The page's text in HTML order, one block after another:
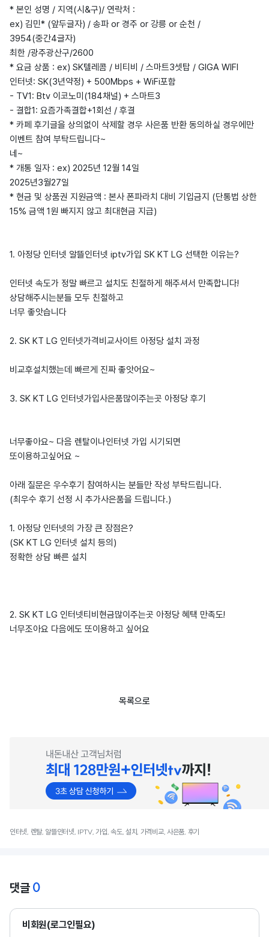
* 본인 성명 / 지역(시&구)/ 연락처 :
ex) 김민* (앞두글자) / 송파 or 경주 or 강릉 or 순천 /
3954(중간4글자)
최한 /광주광산구/2600
* 요금 상품 : ex) SK텔레콤 / 비티비 / 스마트3셋탑 / GIGA WIFI
인터넷: SK(3년약정) + 500Mbps + WiFi포함
- TV1: Btv 이코노미(184채널) + 스마트3
- 결합1: 요즘가족결합+1회선 / 후결
* 카페 후기글을 상의없이 삭제할 경우 사은품 반환 동의하실 경우에만
이벤트 참여 부탁드립니다~
네~
* 개통 일자 : ex) 2025년 12월 14일
2025년3월27일
* 현금 및 상품권 지원금액 : 본사 폰파라치 대비 기입금지 (단통법 상한
15% 금액 1원 빠지지 않고 최대현금 지급)
1. 아정당 인터넷 알뜰인터넷 iptv가입 SK KT LG 선택한 이유는?
인터넷 속도가 정말 빠르고 설치도 친절하게 해주셔서 만족합니다!
상담해주시는분들 모두 친절하고
너무 좋앗습니다
2. SK KT LG 인터넷가격비교사이트 아정당 설치 과정
비교후설치했는데 빠르게 진짜 좋앗어요~
3. SK KT LG 인터넷가입사은품많이주는곳 아정당 후기
너무좋아요~ 다음 렌탈이나인터넷 가입 시기되면
또이용하고싶어요 ~
아래 질문은 우수후기 참여하시는 분들만 작성 부탁드립니다.
(최우수 후기 선정 시 추가사은품을 드립니다.)
1. 아정당 인터넷의 가장 큰 장점은?
(SK KT LG 인터넷 설치 등의)
정확한 상담 빠른 설치
2. SK KT LG 인터넷티비현금많이주는곳 아정당 혜택 만족도!
너무조아요 다음에도 또이용하고 싶어요
목록으로
인터넷, 렌탈, 알뜰인터넷, IPTV, 가입, 속도, 설치, 가격비교, 사은품, 후기
댓글 0
비회원(로그인필요)